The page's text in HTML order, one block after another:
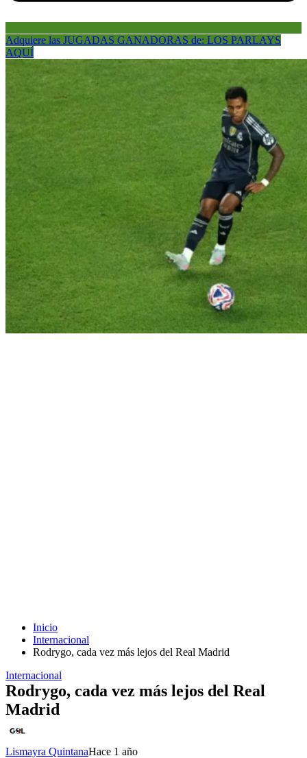
Adquiere las JUGADAS GANADORAS de: LOS PARLAYS
AQUÍ
Inicio
Internacional
Rodrygo, cada vez más lejos del Real Madrid
Internacional
Rodrygo, cada vez más lejos del Real
Madrid
Lismayra QuintanaHace 1 año